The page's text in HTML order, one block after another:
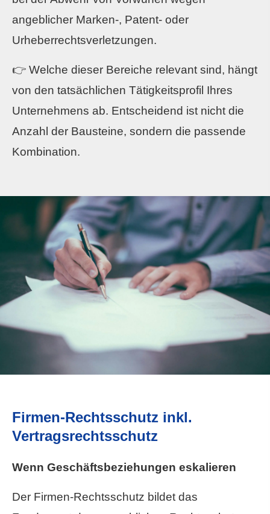
angeblicher Marken-, Patent- oder
Urheberrechtsverletzungen.
👉 Welche dieser Bereiche relevant sind, hängt
von den tatsächlichen Tätigkeitsprofil Ihres
Unternehmens ab. Entscheidend ist nicht die
Anzahl der Bausteine, sondern die passende
Kombination.
Firmen-Rechtsschutz inkl.
Vertragsrechtsschutz
Wenn Geschäftsbeziehungen eskalieren
Der Firmen-Rechtsschutz bildet das